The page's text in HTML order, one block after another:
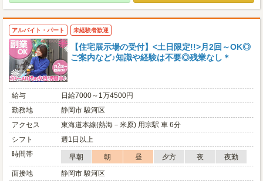
アルバイト・パート 未経験者歓迎
【住宅展示場の受付】<土日限定!!>月2回～OK◎
ご案内など♪知識や経験は不要◎残業なし＊
給与
日給7000～1万4500円
勤務地
静岡市 駿河区
アクセス
東海道本線(熱海－米原) 用宗駅 車 6分
シフト
週1日以上
時間帯
早朝 朝 昼 夕方 夜
夜勤
面接地
静岡市 駿河区